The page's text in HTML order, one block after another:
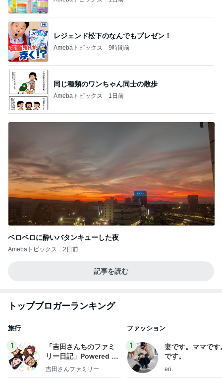
レジェンド松下のなんでもプレゼン！
Amebaトピックス 9時間前
同じ種類のワンちゃん同士の散歩
Amebaトピックス 1日前
ベロベロに酔いバタンキューした夜
Amebaトピックス 2日前
記事を読む
トップブロガーランキング
旅行
1
「吉田さんちのファミ
リー日記」Powered b
y Ameba 吉田さんファ
吉田さんファミリー
ファッション
1
妻です。ママです
です。
eri.